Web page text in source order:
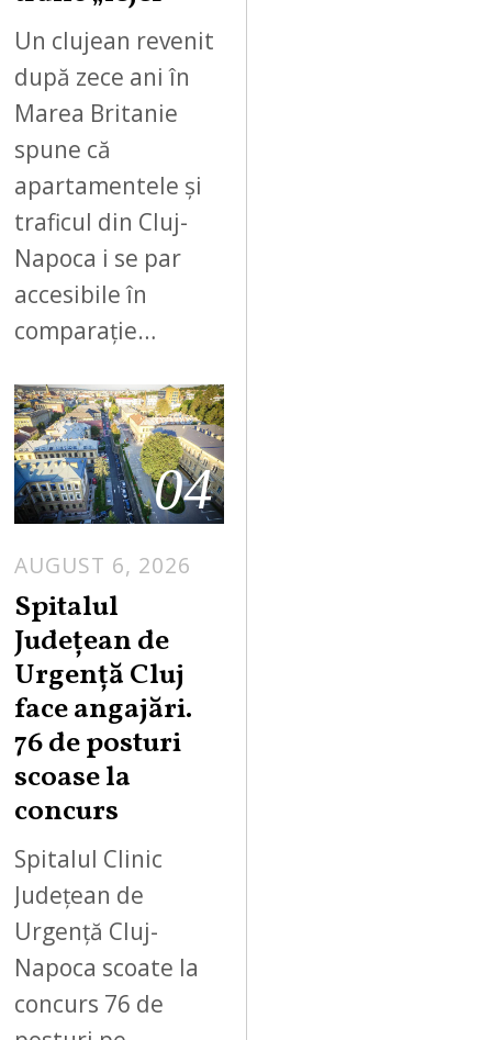
Un clujean revenit
după zece ani în
Marea Britanie
spune că
apartamentele și
traficul din Cluj-
Napoca i se par
accesibile în
comparație…
04
AUGUST 6, 2026
Spitalul
Județean de
Urgență Cluj
face angajări.
76 de posturi
scoase la
concurs
Spitalul Clinic
Județean de
Urgență Cluj-
Napoca scoate la
concurs 76 de